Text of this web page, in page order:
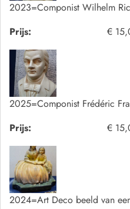
2023=Componist Wilhelm
Prijs:
€
2025=Componist Frédéric
Prijs:
€
2024=Art Deco beeld van